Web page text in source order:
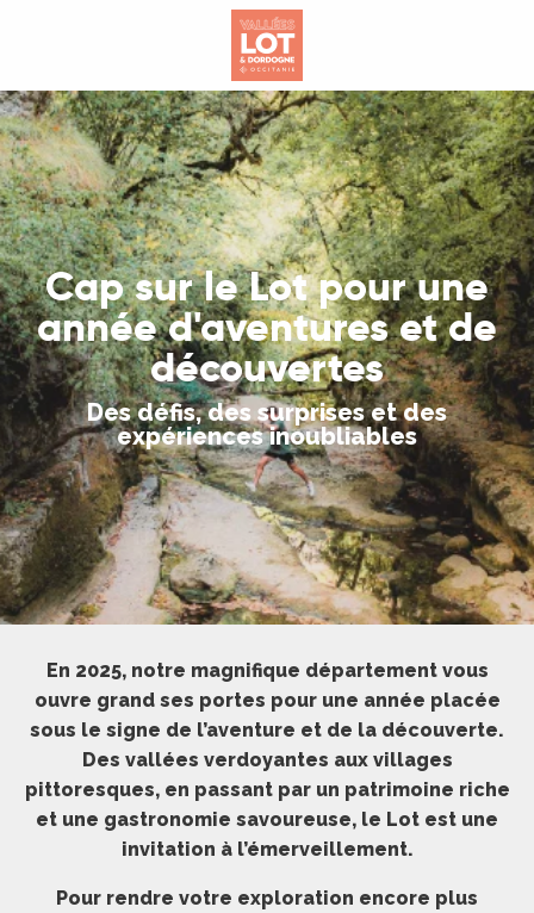
principal
Cap sur le Lot pour une
année d'aventures et de
découvertes
Des défis, des surprises et des
expériences inoubliables
En 2025, notre magnifique département vous
ouvre grand ses portes pour une année placée
sous le signe de l’aventure et de la découverte.
Des vallées verdoyantes aux villages
pittoresques, en passant par un patrimoine riche
et une gastronomie savoureuse, le Lot est une
invitation à l’émerveillement.
Pour rendre votre exploration encore plus